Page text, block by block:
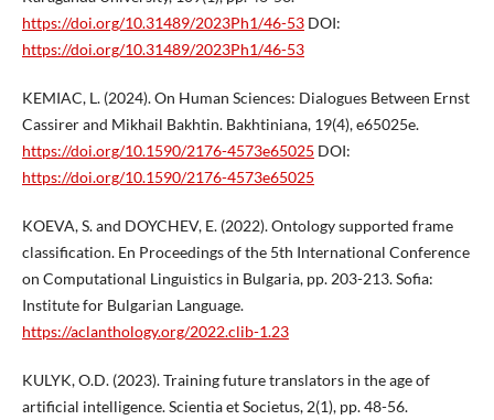
https://doi.org/10.31489/2023Ph1/46-53DOI:
https://doi.org/10.31489/2023Ph1/46-53
KEMIAC, L. (2024). On Human Sciences: Dialogues Between Ernst
Cassirer and Mikhail Bakhtin. Bakhtiniana, 19(4), e65025e.
https://doi.org/10.1590/2176-4573e65025 DOI:
https://doi.org/10.1590/2176-4573e65025
KOEVA, S. and DOYCHEV, E. (2022). Ontology supported frame
classification. En Proceedings of the 5th International Conference
on Computational Linguistics in Bulgaria, pp. 203-213. Sofia:
Institute for Bulgarian Language.
https://aclanthology.org/2022.clib-1.23
KULYK, O.D. (2023). Training future translators in the age of
artificial intelligence. Scientia et Societus, 2(1), pp. 48-56.